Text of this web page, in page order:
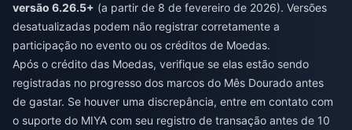
versão 6.26.5+ (a partir de 8 de fevereiro de 2026). Versões
desatualizadas podem não registrar corretamente a
participação no evento ou os créditos de Moedas.
Após o crédito das Moedas, verifique se elas estão sendo
registradas no progresso dos marcos do Mês Dourado antes
de gastar. Se houver uma discrepância, entre em contato com
o suporte do MIYA com seu registro de transação antes de 10